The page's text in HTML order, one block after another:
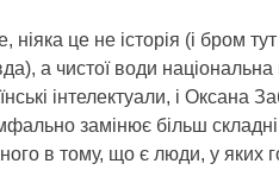
ніяка це не історія (і бром
а чистої води національна
інтелектуали, і Оксана
замінює більш
в тому, що є люди, у яких